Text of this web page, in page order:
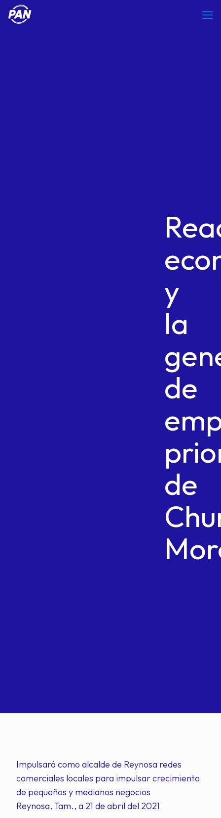
y
la
de
de
Impulsará como alcalde de Reynosa redes
comerciales locales para impulsar crecimiento
de pequeños y medianos negocios
Reynosa, Tam., a 21 de abril del 2021